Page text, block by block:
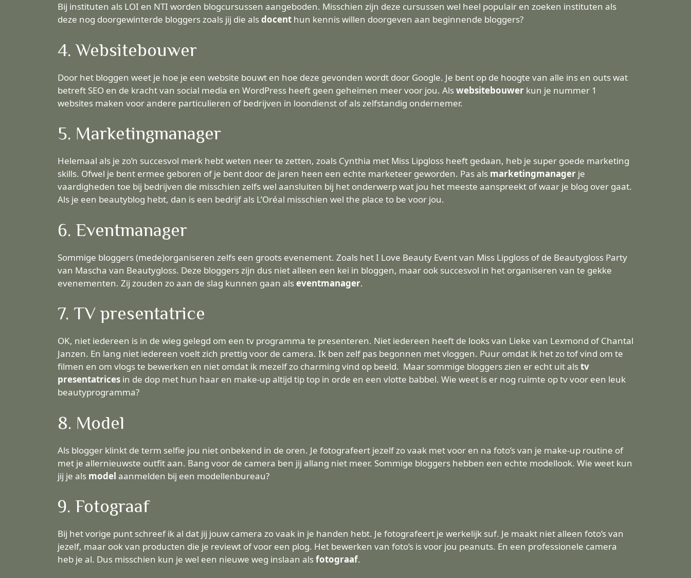
Bij instituten als LOI en NTI worden blogcursussen aangeboden. Misschien zijn deze cursussen wel heel populair en zoeken instituten als
deze nog doorgewinterde bloggers zoals jij die alsdocent hun kennis willen doorgeven aan beginnende bloggers?
4. Websitebouwer
Door het bloggen weet je hoe je een website bouwt en hoe deze gevonden wordt door Google. Je bent op de hoogte van alle ins en outs wat
betreft SEO en de kracht van social media en WordPress heeft geen geheimen meer voor jou. Alswebsitebouwer kun je nummer 1
websites maken voor andere particulieren of bedrijven in loondienst of als zelfstandig ondernemer.
5. Marketingmanager
Helemaal als je zo’n succesvol merk hebt weten neer te zetten, zoals Cynthia met Miss Lipgloss heeft gedaan, heb je super goede marketing
skills. Ofwel je bent ermee geboren of je bent door de jaren heen een echte marketeer geworden. Pas als marketingmanager je
vaardigheden toe bij bedrijven die misschien zelfs wel aansluiten bij het onderwerp wat jou het meeste aanspreekt of waar je blog over gaat.
Als je een beautyblog hebt, dan is een bedrijf als L’Oréal misschien wel the place to be voor jou.
6. Eventmanager
Sommige bloggers (mede)organiseren zelfs een groots evenement. Zoals het I Love Beauty Event van Miss Lipgloss of de Beautygloss Party
van Mascha van Beautygloss. Deze bloggers zijn dus niet alleen een kei in bloggen, maar ook succesvol in het organiseren van te gekke
evenementen. Zij zouden zo aan de slag kunnen gaan alseventmanager.
7. TV presentatrice
OK, niet iedereen is in de wieg gelegd om een tv programma te presenteren. Niet iedereen heeft de looks van Lieke van Lexmond of Chantal
Janzen. En lang niet iedereen voelt zich prettig voor de camera. Ik ben zelf pas begonnen met vloggen. Puur omdat ik het zo tof vind om te
filmen en om vlogs te bewerken en niet omdat ik mezelf zo charming vind op beeld. Maar sommige bloggers zien er echt uit alstv
presentatrices in de dop met hun haar en make-up altijd tip top in orde en een vlotte babbel. Wie weet is er nog ruimte op tv voor een leuk
beautyprogramma?
8. Model
Als blogger klinkt de term selfie jou niet onbekend in de oren. Je fotografeert jezelf zo vaak met voor en na foto’s van je make-up routine of
met je allernieuwste outfit aan. Bang voor de camera ben jij allang niet meer. Sommige bloggers hebben een echte modellook. Wie weet kun
jij je als model aanmelden bij een modellenbureau?
9. Fotograaf
Bij het vorige punt schreef ik al dat jij jouw camera zo vaak in je handen hebt. Je fotografeert je werkelijk suf. Je maakt niet alleen foto’s van
jezelf, maar ook van producten die je reviewt of voor een plog. Het bewerken van foto’s is voor jou peanuts. En een professionele camera
heb je al. Dus misschien kun je wel een nieuwe weg inslaan alsfotograaf.